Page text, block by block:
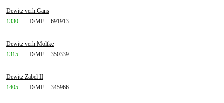
Dewitz verh.Gans
1330
D/ME 691913
Dewitz verh.Moltke
1315
D/ME 350339
Dewitz Zabel II
1405
D/ME 345966